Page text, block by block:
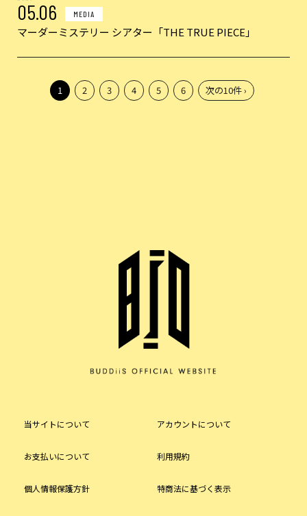
05.06 MEDIA
マーダーミステリー シアター「THE TRUE PIECE」
1 2 3 4 5 6 次の10件 ›
当サイトについて アカウントについて
お支払いについて 利用規約
個人情報保護方針 特商法に基づく表示